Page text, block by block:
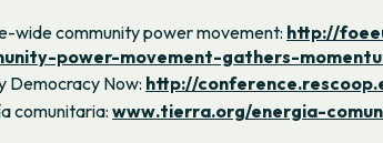
wide community power movement: http://
power-movement-gathers-
Democracy Now: http://
comunitaria: www.tierra.org/energia-